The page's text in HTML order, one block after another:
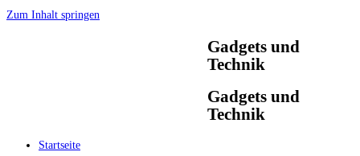
Zum Inhalt springen
Gadgets und
Technik
Gadgets und
Technik
Startseite